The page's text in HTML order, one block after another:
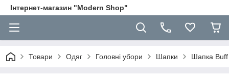
Інтернет-магазин "Modern Shop"
Товари Одяг Головні убори Шапки Шапка Buff